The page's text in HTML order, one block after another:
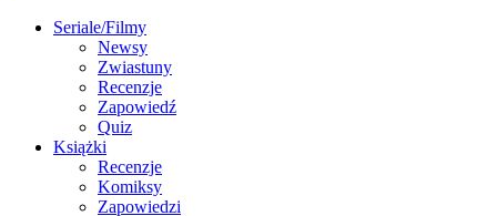
Seriale/Filmy
Newsy
Zwiastuny
Recenzje
Zapowiedź
Quiz
Książki
Recenzje
Komiksy
Zapowiedzi